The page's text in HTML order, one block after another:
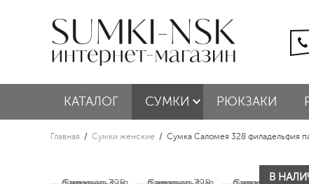
КАТАЛОГ СУМКИ РЮКЗАКИ
Главная / Сумки женские / Сумка Саломея 328 филадельфия
В